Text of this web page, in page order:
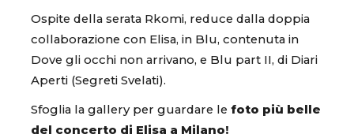
Ospite della serata Rkomi, reduce dalla doppia
collaborazione con Elisa, in Blu, contenuta in
Dove gli occhi non arrivano, e Blu part II, di Diari
Aperti (Segreti Svelati).
Sfoglia la gallery per guardare le foto più belle
del concerto di Elisa a Milano!